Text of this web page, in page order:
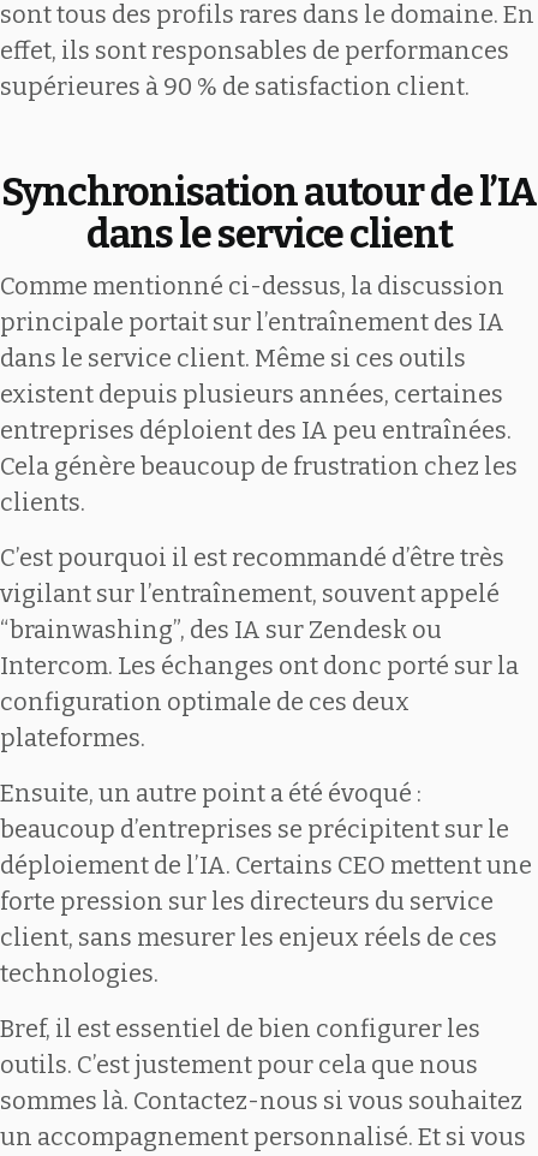
sont tous des profils rares dans le domaine. En
effet, ils sont responsables de performances
supérieures à 90 % de satisfaction client.
Synchronisation autour de l’IA
dans le service client
Comme mentionné ci-dessus, la discussion
principale portait sur l’entraînement des IA
dans le service client. Même si ces outils
existent depuis plusieurs années, certaines
entreprises déploient des IA peu entraînées.
Cela génère beaucoup de frustration chez les
clients.
C’est pourquoi il est recommandé d’être très
vigilant sur l’entraînement, souvent appelé
“brainwashing”, des IA sur Zendesk ou
Intercom. Les échanges ont donc porté sur la
configuration optimale de ces deux
plateformes.
Ensuite, un autre point a été évoqué :
beaucoup d’entreprises se précipitent sur le
déploiement de l’IA. Certains CEO mettent une
forte pression sur les directeurs du service
client, sans mesurer les enjeux réels de ces
technologies.
Bref, il est essentiel de bien configurer les
outils. C’est justement pour cela que nous
sommes là. Contactez-nous si vous souhaitez
un accompagnement personnalisé. Et si vous